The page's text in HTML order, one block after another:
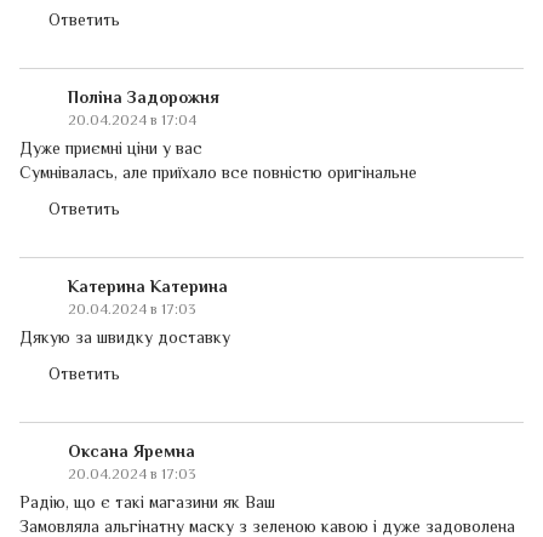
Ответить
Поліна Задорожня
20.04.2024 в 17:04
Дуже приємні ціни у вас
Сумнівалась, але приїхало все повністю оригінальне
Ответить
Катерина Катерина
20.04.2024 в 17:03
Дякую за швидку доставку
Ответить
Оксана Яремна
20.04.2024 в 17:03
Радію, що є такі магазини як Ваш
Замовляла альгінатну маску з зеленою кавою і дуже задоволена